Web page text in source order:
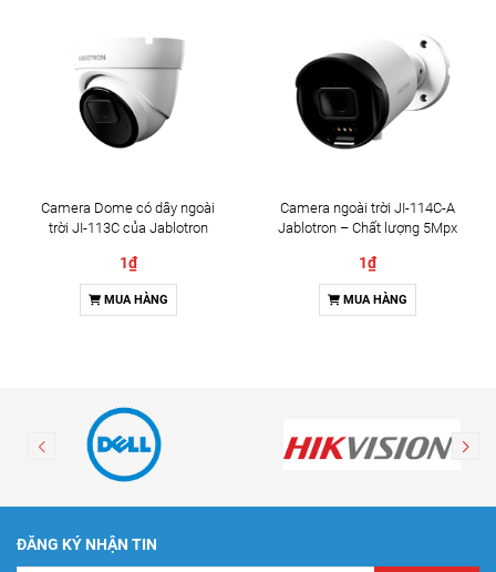
Camera Dome có dây ngoài
trời JI-113C của Jablotron
1₫
MUA HÀNG
Camera ngoài trời JI-114C-A
Jablotron – Chất lượng 5Mpx
1₫
MUA HÀNG
ĐĂNG KÝ NHẬN TIN